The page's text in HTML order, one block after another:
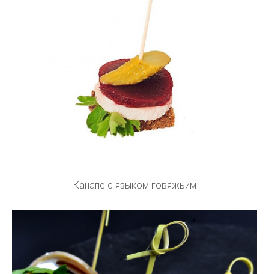
Канапе с языком говяжьим